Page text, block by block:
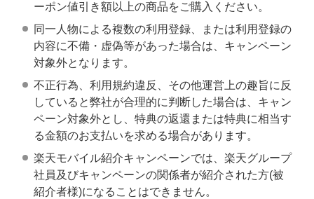
ーポン値引き額以上の商品をご購入ください。
同一人物による複数の利用登録、または利用登録の
内容に不備・虚偽等があった場合は、キャンペーン
対象外となります。
不正行為、利用規約違反、その他運営上の趣旨に反
していると弊社が合理的に判断した場合は、キャン
ペーン対象外とし、特典の返還または特典に相当す
る金額のお支払いを求める場合があります。
楽天モバイル紹介キャンペーンでは、楽天グループ
社員及びキャンペーンの関係者が紹介された方(被
紹介者様)になることはできません。